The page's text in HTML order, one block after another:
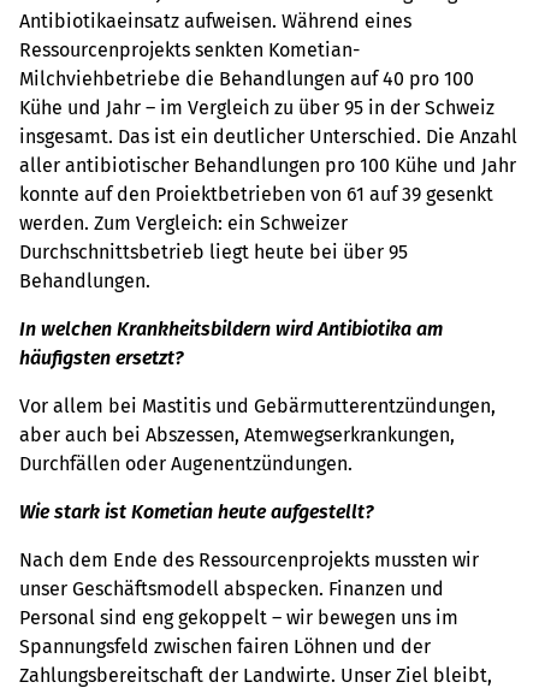
Antibiotikaeinsatz aufweisen. Während eines
Ressourcenprojekts senkten Kometian-
Milchviehbetriebe die Behandlungen auf 40 pro 100
Kühe und Jahr – im Vergleich zu über 95 in der Schweiz
insgesamt. Das ist ein deutlicher Unterschied. Die Anzahl
aller antibiotischer Behandlungen pro 100 Kühe und Jahr
konnte auf den Proiektbetrieben von 61 auf 39 gesenkt
werden. Zum Vergleich: ein Schweizer
Durchschnittsbetrieb liegt heute bei über 95
Behandlungen.
In welchen Krankheitsbildern wird Antibiotika am
häufigsten ersetzt?
Vor allem bei Mastitis und Gebärmutterentzündungen,
aber auch bei Abszessen, Atemwegserkrankungen,
Durchfällen oder Augenentzündungen.
Wie stark ist Kometian heute aufgestellt?
Nach dem Ende des Ressourcenprojekts mussten wir
unser Geschäftsmodell abspecken. Finanzen und
Personal sind eng gekoppelt – wir bewegen uns im
Spannungsfeld zwischen fairen Löhnen und der
Zahlungsbereitschaft der Landwirte. Unser Ziel bleibt,